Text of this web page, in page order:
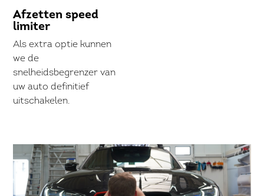
Afzetten speed
limiter
Als extra optie kunnen
we de
snelheidsbegrenzer van
uw auto definitief
uitschakelen.